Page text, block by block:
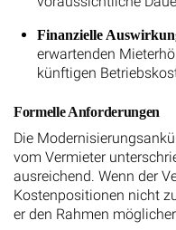
Finanzielle
erwartenden
künftigen
Formelle Anforderungen
Die
vom Vermieter
ausreichend. Wenn der
Kostenpositionen nicht
er den Rahmen